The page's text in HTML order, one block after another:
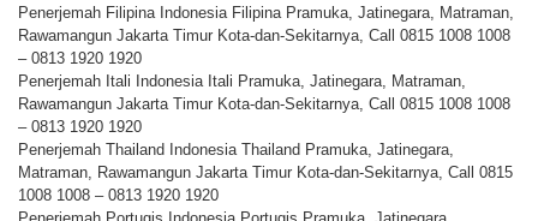
Penerjemah Filipina Indonesia Filipina Pramuka, Jatinegara, Matraman,
Rawamangun Jakarta Timur Kota-dan-Sekitarnya, Call 0815 1008 1008
– 0813 1920 1920
Penerjemah Itali Indonesia Itali Pramuka, Jatinegara, Matraman,
Rawamangun Jakarta Timur Kota-dan-Sekitarnya, Call 0815 1008 1008
– 0813 1920 1920
Penerjemah Thailand Indonesia Thailand Pramuka, Jatinegara,
Matraman, Rawamangun Jakarta Timur Kota-dan-Sekitarnya, Call 0815
1008 1008 – 0813 1920 1920